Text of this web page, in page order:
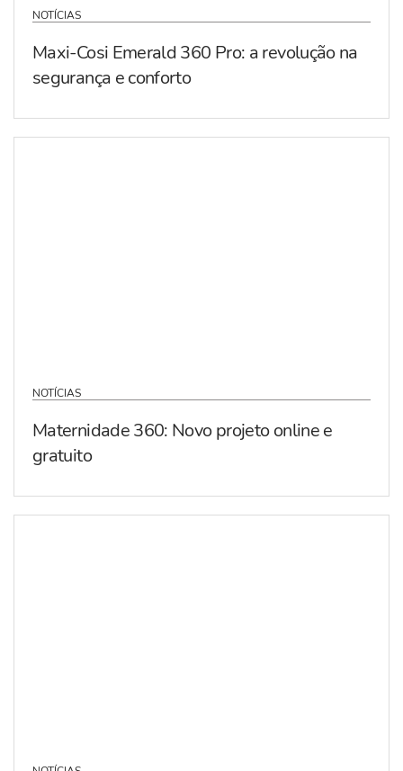
NOTÍCIAS
Maxi-Cosi Emerald 360 Pro: a revolução na
segurança e conforto
NOTÍCIAS
Maternidade 360: Novo projeto online e
gratuito